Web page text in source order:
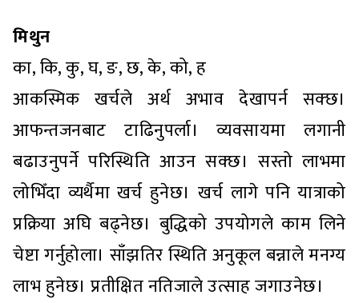
मिथुन
का, कि, कु, घ, ङ, छ, के, को, ह
आकस्मिक खर्चले अर्थ अभाव देखापर्न सक्छ।
आफन्तजनबाट टाढिनुपर्ला। व्यवसायमा लगानी
बढाउनुपर्ने परिस्थिति आउन सक्छ। सस्तो लाभमा
लोभिँदा व्यर्थैमा खर्च हुनेछ। खर्च लागे पनि यात्राको
प्रक्रिया अघि बढ्नेछ। बुद्धिको उपयोगले काम लिने
चेष्टा गर्नुहोला। साँझतिर स्थिति अनुकूल बन्नाले मनग्य
लाभ हुनेछ। प्रतीक्षित नतिजाले उत्साह जगाउनेछ।